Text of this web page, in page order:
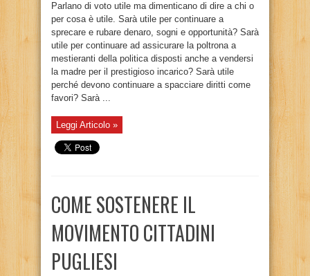
Parlano di voto utile ma dimenticano di dire a chi o
per cosa è utile. Sarà utile per continuare a
sprecare e rubare denaro, sogni e opportunità? Sarà
utile per continuare ad assicurare la poltrona a
mestieranti della politica disposti anche a vendersi
la madre per il prestigioso incarico? Sarà utile
perché devono continuare a spacciare diritti come
favori? Sarà ...
Leggi Articolo »
COME SOSTENERE IL
MOVIMENTO CITTADINI
PUGLIESI